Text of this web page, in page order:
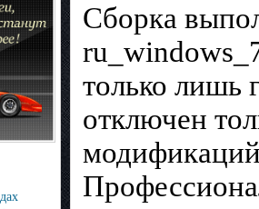
Сборка
только лишь
отключен